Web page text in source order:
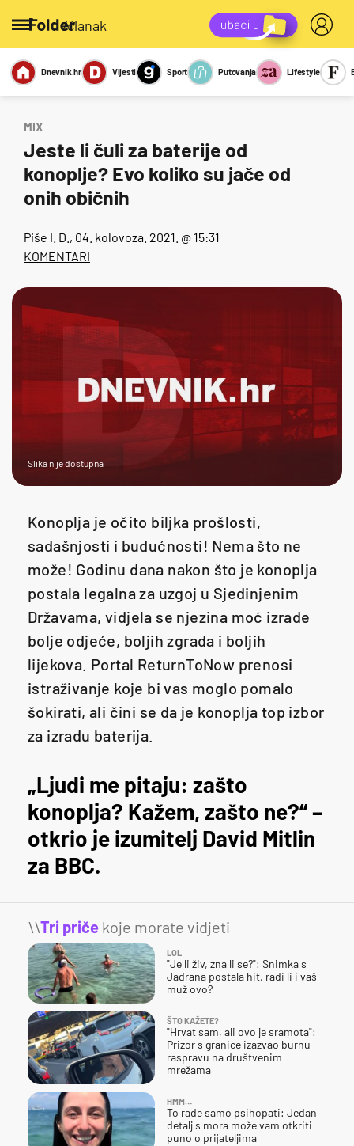
/članak
Miks Kviz
Report
Sexy
Dnevnik.hr Vijesti Sport Putovanja Lifestyle
MIX
Jeste li čuli za baterije od
konoplje? Evo koliko su jače od
onih običnih
Piše I. D. , 04. kolovoza. 2021. @ 15:31
KOMENTARI
Slika nije dostupna
Konoplja je očito biljka prošlosti,
sadašnjosti i budućnosti! Nema što ne
može! Godinu dana nakon što je konoplja
postala legalna za uzgoj u Sjedinjenim
Državama, vidjela se njezina moć izrade
bolje odjeće, boljih zgrada i boljih
lijekova. Portal ReturnToNow prenosi
istraživanje koje bi vas moglo pomalo
šokirati, ali čini se da je konoplja top izbor
za izradu baterija.
„Ljudi me pitaju: zašto
konoplja? Kažem, zašto ne?“ –
otkrio je izumitelj David Mitlin
za BBC.
\\Tri priče koje morate vidjeti
LOL
"Je li živ, zna li se?": Snimka s
Jadrana postala hit, radi li i vaš
muž ovo?
ŠTO KAŽETE?
"Hrvat sam, ali ovo je sramota":
Prizor s granice izazvao burnu
raspravu na društvenim
mrežama
HMM…
To rade samo psihopati: Jedan
detalj s mora može vam otkriti
puno o prijateljima